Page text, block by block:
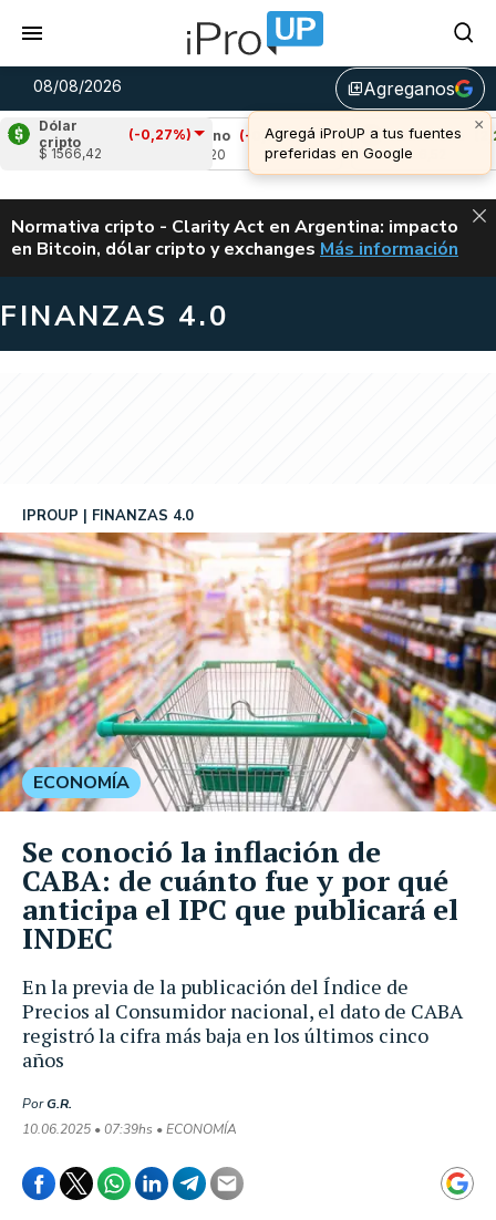
08/08/2026 library_addAgreganos
×
Agregá iProUP a tus fuentes
preferidas en Google
Dólar
cripto
(-0,27%)
$ 1566,42
Cardano
(-0,74%)
Avalanche (2,29%)
u$s 6,52
ALERTA
Normativa cripto - Clarity Act en Argentina: impacto
en Bitcoin, dólar cripto y exchanges CLARITY ACT EN
Más información
FINANZAS 4.0
En la previa de la publicación del Índice de
Precios al Consumidor nacional, el dato de CABA
registró la cifra más baja en los últimos cinco
años
IPROUP FINANZAS 4.0
PorG.R.
10.06.2025 • 07:39hs • ECONOMÍA
ECONOMÍA
Se conoció la inflación de
CABA: de cuánto fue y por qué
anticipa el IPC que publicará el
INDEC